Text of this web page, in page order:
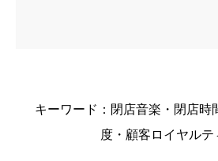
キーワード：閉店音楽・閉店時
度・顧客ロイヤル